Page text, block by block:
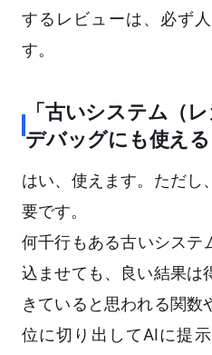
するレビューは、必ず
す。
「古いシステム（
デバッグにも使える
はい、使えます。ただし
要です。
何千行もある古いシステ
込ませても、良い結果は
きていると思われる関数
位に切り出してAIに提